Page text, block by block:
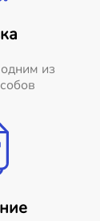
из